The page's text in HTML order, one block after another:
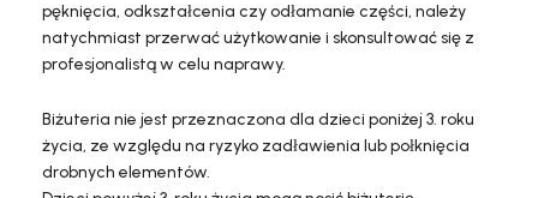
pęknięcia, odkształcenia czy odłamanie części, należy
natychmiast przerwać użytkowanie i skonsultować się z
profesjonalistą w celu naprawy.
Biżuteria nie jest przeznaczona dla dzieci poniżej 3. roku
życia, ze względu na ryzyko zadławienia lub połknięcia
drobnych elementów.